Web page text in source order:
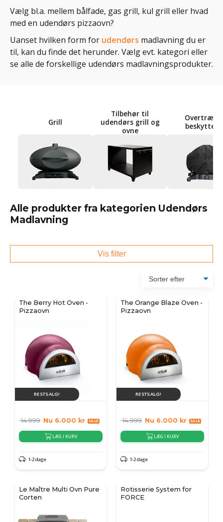
Vælg bl.a. mellem bålfade, gas grill, kul grill eller hvad
med en udendørs pizzaovn?
Uanset hvilken form for udendørs madlavning du er
til, kan du finde det herunder. Vælg evt. kategori eller
se alle de forskellige udendørs madlavningsprodukter.
Grill
Tilbehør til
udendørs grill og
ovne
Overtræk
Alle produkter fra kategorien Udendørs
Madlavning
Vis filter
The Berry Hot Oven -
Pizzaovn
RESTSALG!
14.999 Nu 6.000 kr
LÆG I KURV
1-2 dage
The Orange Blaze Oven -
Pizzaovn
RESTSALG!
14.999 Nu 6.000 kr
LÆG I KURV
1-2 dage
Le Maître Multi Ovn Pure
Corten
Rotisserie System for
FORCE